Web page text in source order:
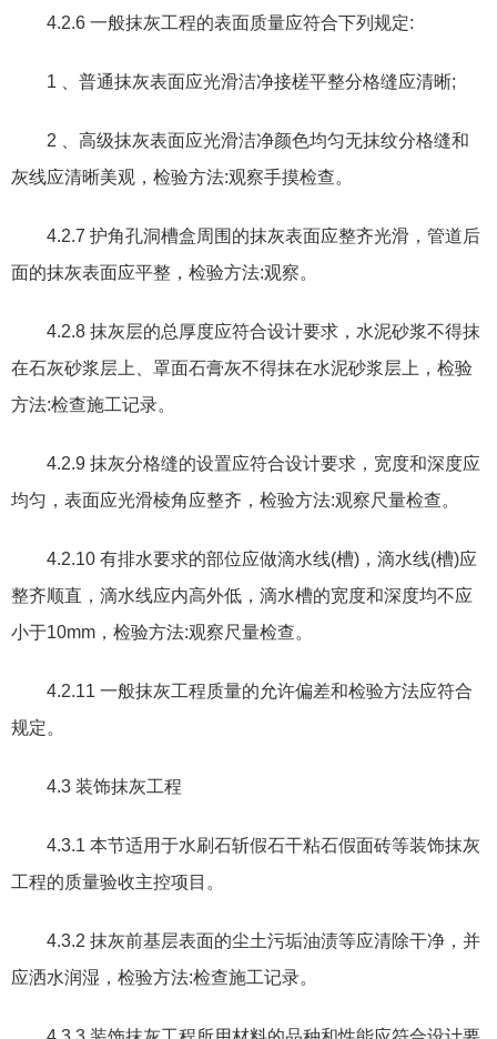
4.2.6 一般抹灰工程的表面质量应符合下列规定:
1 、普通抹灰表面应光滑洁净接槎平整分格缝应清晰;
2
、高级抹灰表面应光滑洁净颜色均匀无抹纹分格缝和
灰线应清晰美观 ， 检验方法:观察手摸检查。
4.2.7 护角孔洞槽盒周围的抹灰表面应整齐光滑 ， 管道后
面的抹灰表面应平整 ， 检验方法:观察。
4.2.8 抹灰层的总厚度应符合设计要求 ， 水泥砂浆不得抹
在石灰砂浆层上
罩面石膏灰不得抹在水泥砂浆层上 ， 检验
方法:检查施工记录。
4.2.9 抹灰分格缝的设置应符合设计要求 ， 宽度和深度应
均匀 ， 表面应光滑棱角应整齐 ， 检验方法:观察尺量检查。
4.2.10 有排水要求的部位应做滴水线(槽) ， 滴水线(槽)应
整齐顺直 ， 滴水线应内高外低 ， 滴水槽的宽度和深度均不应
小于10mm ， 检验方法:观察尺量检查。
4.2.11 一般抹灰工程质量的允许偏差和检验方法应符合
规定。
4.3 装饰抹灰工程
4.3.1 本节适用于水刷石斩假石干粘石假面砖等装饰抹灰
工程的质量验收主控项目。
4.3.2 抹灰前基层表面的尘土污垢油渍等应清除干净 ， 并
应洒水润湿 ， 检验方法:检查施工记录。